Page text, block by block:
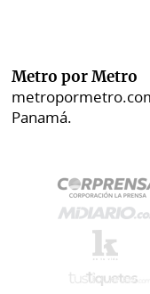
Metro por Metro
Panamá.